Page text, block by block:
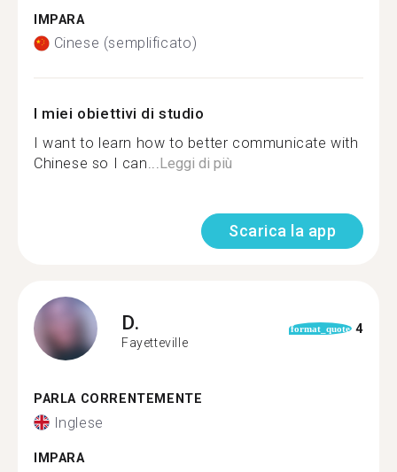
IMPARA
Cinese (semplificato)
I miei obiettivi di studio
I want to learn how to better communicate with
Chinese so I can...Leggi di più
Scarica la app
D.
Fayetteville
format_quote 4
PARLA CORRENTEMENTE
Inglese
IMPARA